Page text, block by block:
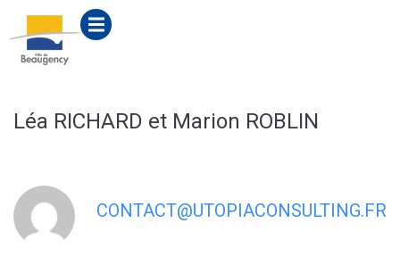
principal
Léa RICHARD et Marion ROBLIN
CONTACT@UTOPIACONSULTING.FR